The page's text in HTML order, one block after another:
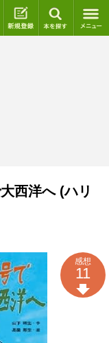
ログイン 新規登録
西洋へ (ハリ
感想
11